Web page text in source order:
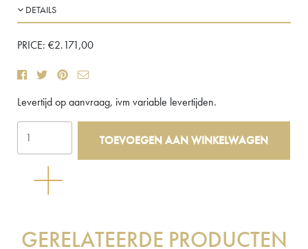
DETAILS
PRICE: €2.171,00
Levertijd op aanvraag, ivm variable levertijden.
wandlamp
TOEVOEGEN AAN WINKELWAGEN
GERELATEERDE PRODUCTEN